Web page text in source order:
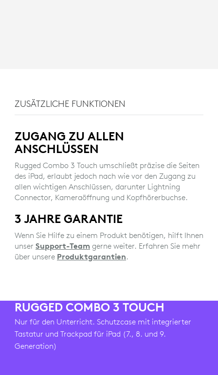
ZUSÄTZLICHE FUNKTIONEN
ZUGANG ZU ALLEN
ANSCHLÜSSEN
Rugged Combo 3 Touch umschließt präzise die Seiten
des iPad, erlaubt jedoch nach wie vor den Zugang zu
allen wichtigen Anschlüssen, darunter Lightning
Connector, Kameraöffnung und Kopfhörerbuchse.
3 JAHRE GARANTIE
Wenn Sie Hilfe zu einem Produkt benötigen, hilft Ihnen
unser Support-Team gerne weiter. Erfahren Sie mehr
über unsere Produktgarantien.
RUGGED COMBO 3 TOUCH
Nur für den Unterricht. Schutzcase mit integrierter
Tastatur und Trackpad für iPad (7., 8. und 9.
Generation)